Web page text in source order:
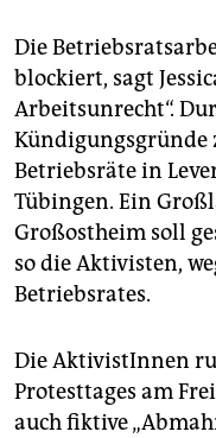
Die
blockiert, sagt
Arbeitsunrecht“.
Kündigungsgründe
Betriebsräte in
Tübingen. Ein
Großostheim soll
so die Aktivisten,
Betriebsrates.
Die AktivistInnen
Protesttages am
auch fiktive